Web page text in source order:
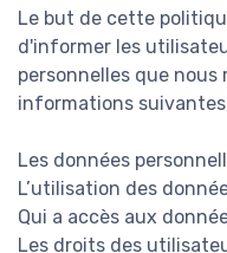
Le but de cette
d'informer les
personnelles que nous
informations
Les données
L’utilisation des
Qui a accès aux
Les droits des